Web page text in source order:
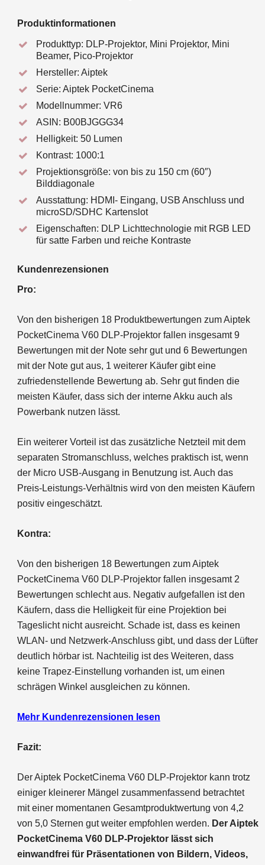
Produktinformationen
Produkttyp: DLP-Projektor, Mini Projektor, Mini
Beamer, Pico-Projektor
Hersteller: Aiptek
Serie: Aiptek PocketCinema
Modellnummer: VR6
ASIN: B00BJGGG34
Helligkeit: 50 Lumen
Kontrast: 1000:1
Projektionsgröße: von bis zu 150 cm (60″)
Bilddiagonale
Ausstattung: HDMI- Eingang, USB Anschluss und
microSD/SDHC Kartenslot
Eigenschaften: DLP Lichttechnologie mit RGB LED
für satte Farben und reiche Kontraste
Kundenrezensionen
Pro:
Von den bisherigen 18 Produktbewertungen zum Aiptek
PocketCinema V60 DLP-Projektor fallen insgesamt 9
Bewertungen mit der Note sehr gut und 6 Bewertungen
mit der Note gut aus, 1 weiterer Käufer gibt eine
zufriedenstellende Bewertung ab. Sehr gut finden die
meisten Käufer, dass sich der interne Akku auch als
Powerbank nutzen lässt.
Ein weiterer Vorteil ist das zusätzliche Netzteil mit dem
separaten Stromanschluss, welches praktisch ist, wenn
der Micro USB-Ausgang in Benutzung ist. Auch das
Preis-Leistungs-Verhältnis wird von den meisten Käufern
positiv eingeschätzt.
Kontra:
Von den bisherigen 18 Bewertungen zum Aiptek
PocketCinema V60 DLP-Projektor fallen insgesamt 2
Bewertungen schlecht aus. Negativ aufgefallen ist den
Käufern, dass die Helligkeit für eine Projektion bei
Tageslicht nicht ausreicht. Schade ist, dass es keinen
WLAN- und Netzwerk-Anschluss gibt, und dass der Lüfter
deutlich hörbar ist. Nachteilig ist des Weiteren, dass
keine Trapez-Einstellung vorhanden ist, um einen
schrägen Winkel ausgleichen zu können.
Mehr Kundenrezensionen lesen
Fazit:
Der Aiptek PocketCinema V60 DLP-Projektor kann trotz
einiger kleinerer Mängel zusammenfassend betrachtet
mit einer momentanen Gesamtproduktwertung von 4,2
von 5,0 Sternen gut weiter empfohlen werden. Der Aiptek
PocketCinema V60 DLP-Projektor lässt sich
einwandfrei für Präsentationen von Bildern, Videos,